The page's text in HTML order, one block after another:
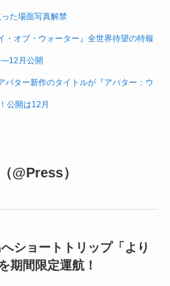
た場面写真解禁
オブ・ウォーター』全世界待望の特報
―12月公開
バター新作のタイトルが『アバター：ウ
公開は12月
@Press）
ショートトリップ「より
期間限定運航！